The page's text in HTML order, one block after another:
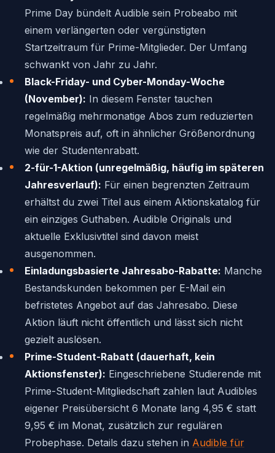
Prime Day bündelt Audible sein Probeabo mit
einem verlängerten oder vergünstigten
Startzeitraum für Prime-Mitglieder. Der Umfang
schwankt von Jahr zu Jahr.
Black-Friday- und Cyber-Monday-Woche
(November): In diesem Fenster tauchen
regelmäßig mehrmonatige Abos zum reduzierten
Monatspreis auf, oft in ähnlicher Größenordnung
wie der Studentenrabatt.
2-für-1-Aktion (unregelmäßig, häufig im späteren
Jahresverlauf): Für einen begrenzten Zeitraum
erhältst du zwei Titel aus einem Aktionskatalog für
ein einziges Guthaben. Audible Originals und
aktuelle Exklusivtitel sind davon meist
ausgenommen.
Einladungsbasierte Jahresabo-Rabatte: Manche
Bestandskunden bekommen per E-Mail ein
befristetes Angebot auf das Jahresabo. Diese
Aktion läuft nicht öffentlich und lässt sich nicht
gezielt auslösen.
Prime-Student-Rabatt (dauerhaft, kein
Aktionsfenster): Eingeschriebene Studierende mit
Prime-Student-Mitgliedschaft zahlen laut Audibles
eigener Preisübersicht 6 Monate lang 4,95 € statt
9,95 € im Monat, zusätzlich zur regulären
Probephase. Details dazu stehen in Audible für